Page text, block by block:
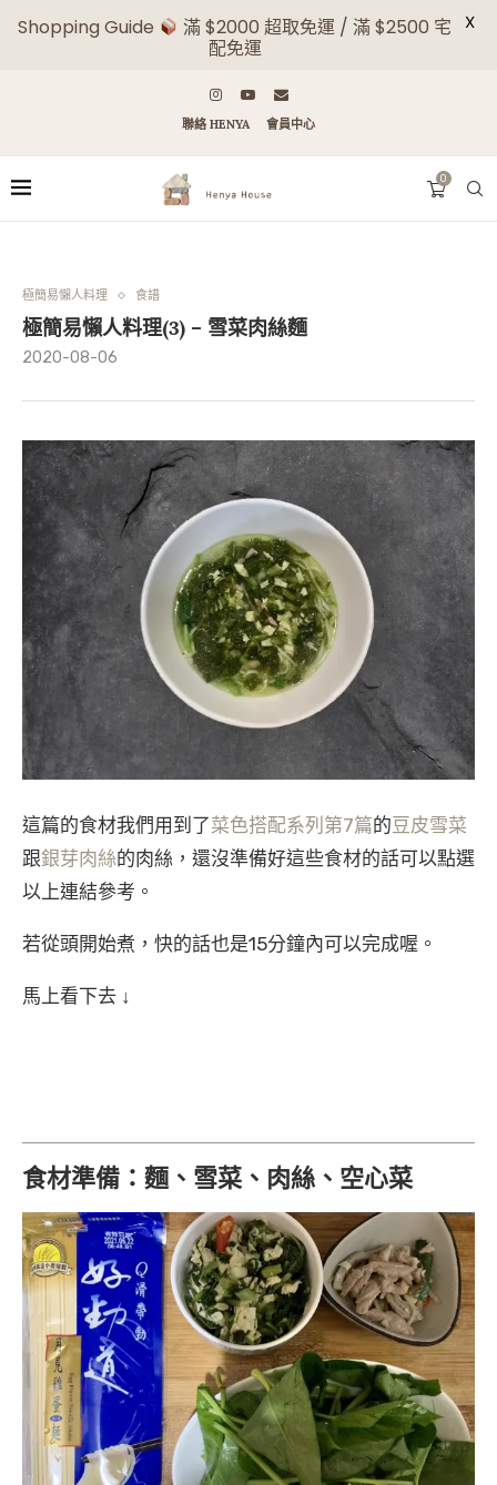
聯絡 HENYA 會員中心
0
極簡易懶人料理 食譜
極簡易懶人料理(3) – 雪菜肉絲麵
2020-08-06
這篇的食材我們用到了菜色搭配系列第7篇的 豆皮雪菜
跟銀芽肉絲的肉絲，還沒準備好這些食材的話可以點選
以上連結參考。
若從頭開始煮，快的話也是15分鐘內可以完成喔。
馬上看下去 ↓
食材準備：麵、雪菜、肉絲、空心菜
Shopping Guide
滿 $2000 超取免運 / 滿 $2500 宅
配免運
X